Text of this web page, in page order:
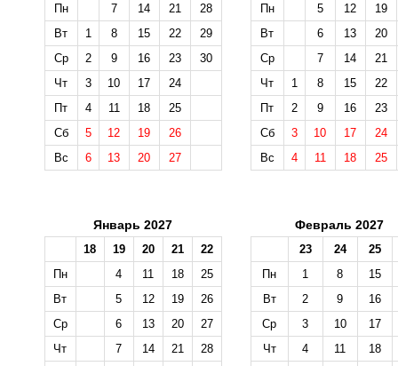
Пн
7 14 21
28
Вт
1 8 15 22
29
Ср
2 9 16 23
30
Чт
3 10 17
24
Пт
4 11 18
25
Сб
5 12 19
26
Вс
6 13 20 27
Пн
5 12
19
Вт
6 13
20
Ср
7 14
21
Чт
1 8 15
22
Пт
2 9 16
23
Сб
3 10 17
24
Вс
4 11 18 25
Январь 2027
18 19 20 21
22
Пн
4 11 18
25
Вт
5 12 19
26
Ср
6 13 20
27
Чт
7 14 21
28
Февраль 2027
23 24
25
Пн
1 8
15
Вт
2 9
16
Ср
3 10
17
Чт
4 11
18